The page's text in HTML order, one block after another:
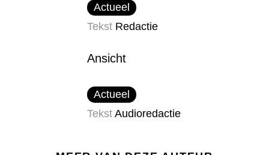
Actueel
Tekst Redactie
Ansicht
Actueel
Tekst Audioredactie